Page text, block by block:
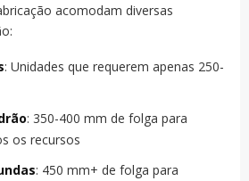
acomodam diversas
: Unidades que requerem apenas 250-
: 350-400 mm de folga para
os recursos
: 450 mm+ de folga para